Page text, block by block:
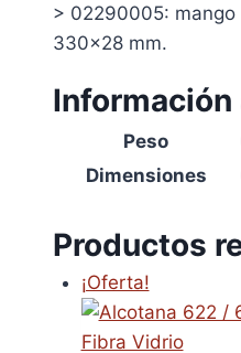
> 02290005:
330×28 mm.
Información
Peso
Dimensiones
Productos
¡Oferta!